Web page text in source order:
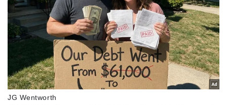
Thể thao
Bóng đá
Lịch thi đấu bóng đá
Ô tô - Xe máy
Ô tô